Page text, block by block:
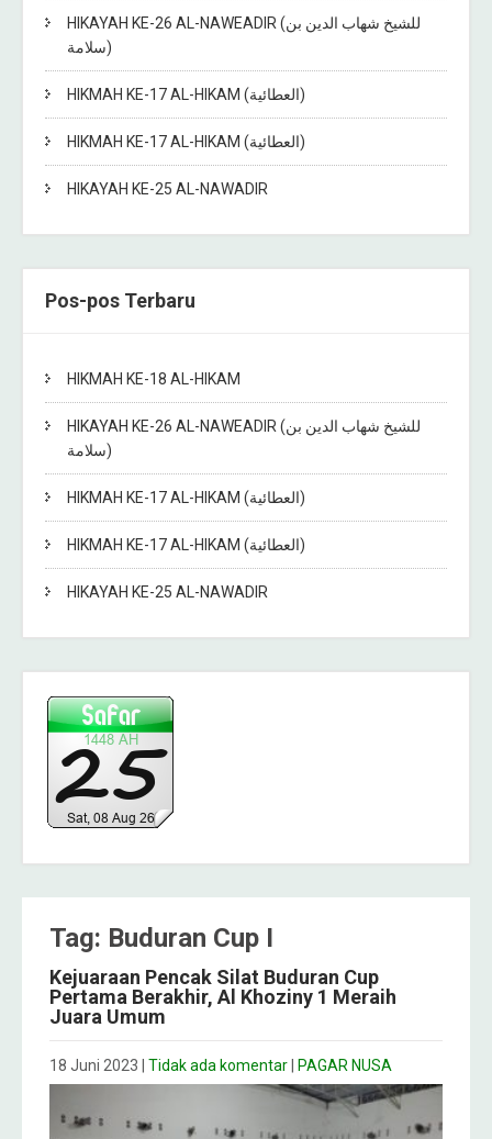
HIKAYAH KE-26 AL-NAWEADIR (للشيخ شهاب الدين بن
سلامة)
HIKMAH KE-17 AL-HIKAM (العطائية)
HIKMAH KE-17 AL-HIKAM (العطائية)
HIKAYAH KE-25 AL-NAWADIR
Pos-pos Terbaru
HIKMAH KE-18 AL-HIKAM
HIKAYAH KE-26 AL-NAWEADIR (للشيخ شهاب الدين بن
سلامة)
HIKMAH KE-17 AL-HIKAM (العطائية)
HIKMAH KE-17 AL-HIKAM (العطائية)
HIKAYAH KE-25 AL-NAWADIR
Tag: Buduran Cup I
Kejuaraan Pencak Silat Buduran Cup
Pertama Berakhir, Al Khoziny 1 Meraih
Juara Umum
18 Juni 2023 Tidak ada komentar PAGAR NUSA